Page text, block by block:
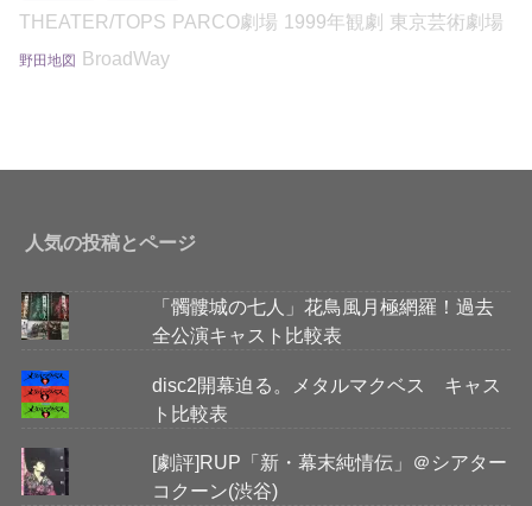
THEATER/TOPS PARCO劇場 1999年観劇 東京芸術劇場
野田地図 BroadWay
人気の投稿とページ
「髑髏城の七人」花鳥風月極網羅！過去
全公演キャスト比較表
disc2開幕迫る。メタルマクベス キャス
ト比較表
[劇評]RUP「新・幕末純情伝」＠シアター
コクーン(渋谷)